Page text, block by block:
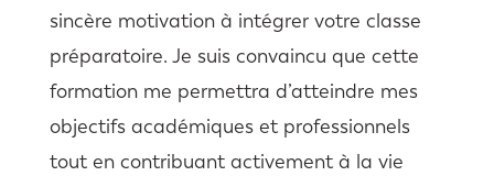
sincère motivation à intégrer votre classe
préparatoire. Je suis convaincu que cette
formation me permettra d’atteindre mes
objectifs académiques et professionnels
tout en contribuant activement à la vie